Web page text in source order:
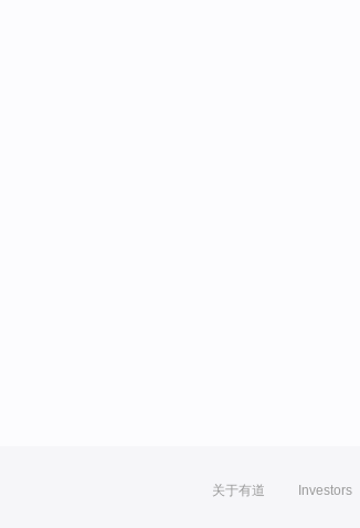
关于有道 Investors